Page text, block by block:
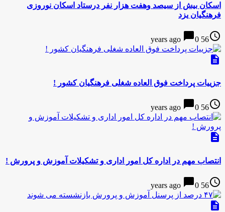
اسکان بیش از سیصد وهفت هزار نفر درستاد اسکان نوروزی
فرهنگیان یزد
access_time
56 years ago
chat_bubble0
description
جزییات پرداخت فوق العاده شغلی فرهنگیان کشور !
access_time
56 years ago
chat_bubble0
description
انتصاب مهم در اداره کل امور اداری و تشکیلات آموزش و پرورش !
access_time
56 years ago
chat_bubble0
description